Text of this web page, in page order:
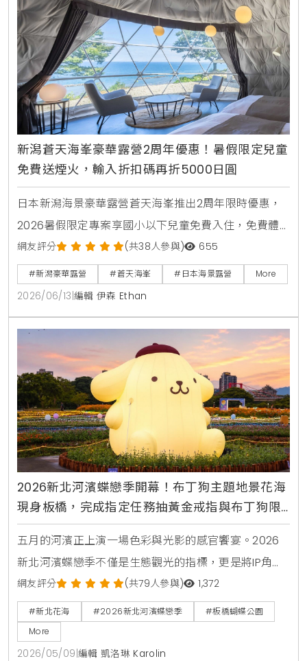
新潟蒼天海峯豪華露營2周年優惠！暑假限定兒童
免費送煙火，輸入折扣碼再折5000日圓
日本新潟海景豪華露營蒼天海峯推出2周年限時優惠，
2026暑假限定專案享國小以下兒童免費入住，免費體
驗日本煙火與撈水球，享受私人海景三溫暖與新潟在地
頂級烤肉。
網友評分 (共38人參與) 655
#新潟豪華露營 #蒼天海峯 #日本海景露營 More
2026/06/13 編輯 伊森 Ethan
2026新北河濱蝶戀季開幕！布丁狗主題地景花海
現身板橋，完成指定任務抽黃金戒指與布丁狗限
量周邊
五月的河濱正上演一場色彩與光影的感官饗宴。2026
新北河濱蝶戀季不僅是生態觀光的指標，更是將IP角色
與城市空間完美融合的典範。KiraKacha去啦！創辦人
梁翔渝表示，透過布丁狗30周年主題的沉浸式體驗，能
讓大眾在休閒運動中建立與土地的深度情感連結。這種
結合文創市集與生態教育的模式，確實能提升城市休憩
網友評分 (共79人參與) 1,372
#新北花海 #2026新北河濱蝶戀季
#板橋蝴蝶公園
More
2026/05/09 編輯 凱洛琳 Karolin